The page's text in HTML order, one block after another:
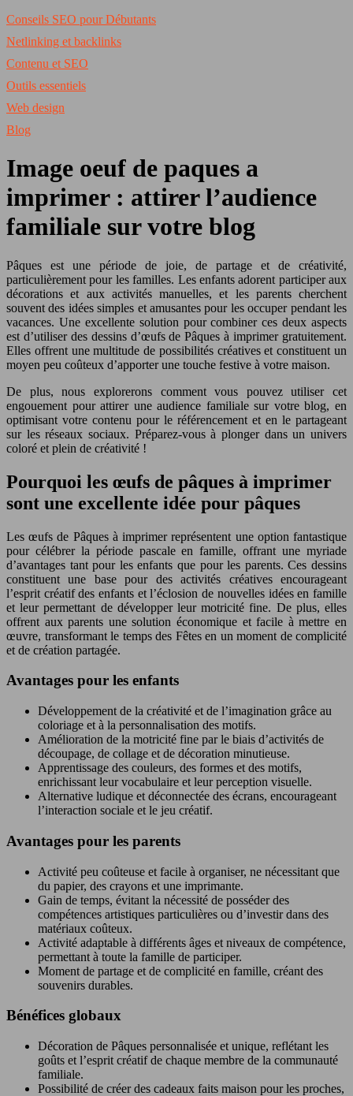
Conseils SEO pour Débutants
Netlinking et backlinks
Contenu et SEO
Outils essentiels
Web design
Blog
Image oeuf de paques a
imprimer : attirer l’audience
familiale sur votre blog
Pâques est une période de joie, de partage et de créativité,
particulièrement pour les familles. Les enfants adorent participer aux
décorations et aux activités manuelles, et les parents cherchent
souvent des idées simples et amusantes pour les occuper pendant les
vacances. Une excellente solution pour combiner ces deux aspects
est d’utiliser des dessins d’œufs de Pâques à imprimer gratuitement.
Elles offrent une multitude de possibilités créatives et constituent un
moyen peu coûteux d’apporter une touche festive à votre maison.
De plus, nous explorerons comment vous pouvez utiliser cet
engouement pour attirer une audience familiale sur votre blog, en
optimisant votre contenu pour le référencement et en le partageant
sur les réseaux sociaux. Préparez-vous à plonger dans un univers
coloré et plein de créativité !
Pourquoi les œufs de pâques à imprimer
sont une excellente idée pour pâques
Les œufs de Pâques à imprimer représentent une option fantastique
pour célébrer la période pascale en famille, offrant une myriade
d’avantages tant pour les enfants que pour les parents. Ces dessins
constituent une base pour des activités créatives encourageant
l’esprit créatif des enfants et l’éclosion de nouvelles idées en famille
et leur permettant de développer leur motricité fine. De plus, elles
offrent aux parents une solution économique et facile à mettre en
œuvre, transformant le temps des Fêtes en un moment de complicité
et de création partagée.
Avantages pour les enfants
Développement de la créativité et de l’imagination grâce au
coloriage et à la personnalisation des motifs.
Amélioration de la motricité fine par le biais d’activités de
découpage, de collage et de décoration minutieuse.
Apprentissage des couleurs, des formes et des motifs,
enrichissant leur vocabulaire et leur perception visuelle.
Alternative ludique et déconnectée des écrans, encourageant
l’interaction sociale et le jeu créatif.
Avantages pour les parents
Activité peu coûteuse et facile à organiser, ne nécessitant que
du papier, des crayons et une imprimante.
Gain de temps, évitant la nécessité de posséder des
compétences artistiques particulières ou d’investir dans des
matériaux coûteux.
Activité adaptable à différents âges et niveaux de compétence,
permettant à toute la famille de participer.
Moment de partage et de complicité en famille, créant des
souvenirs durables.
Bénéfices globaux
Décoration de Pâques personnalisée et unique, reflétant les
goûts et l’esprit créatif de chaque membre de la communauté
familiale.
Possibilité de créer des cadeaux faits maison pour les proches,